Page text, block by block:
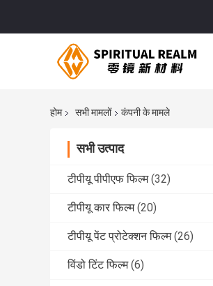
होम सभी मामलों कंपनी के मामले
सभी उत्पाद
टीपीयू पीपीएफ फिल्म (32)
टीपीयू कार फिल्म (20)
टीपीयू पेंट प्रोटेक्शन फिल्म (26)
विंडो टिंट फिल्म (6)